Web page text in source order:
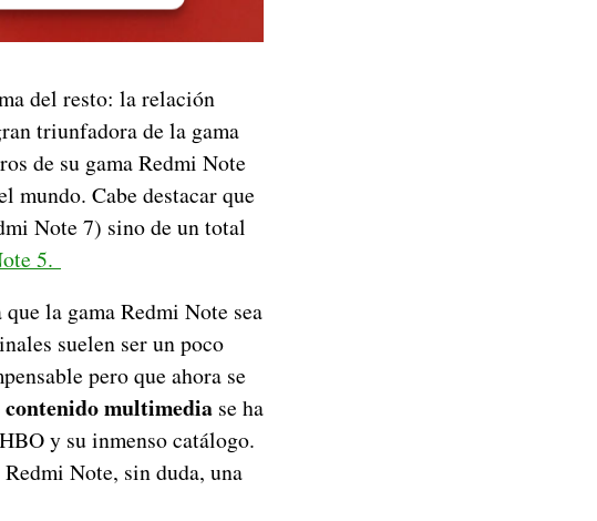
del resto: la relación
triunfadora de la gama
de su gama Redmi Note
mundo. Cabe destacar que
Note 7) sino de un total
5.
la gama Redmi Note sea
suelen ser un poco
pero que ahora se
multimedia se ha
y su inmenso catálogo.
Note, sin duda, una